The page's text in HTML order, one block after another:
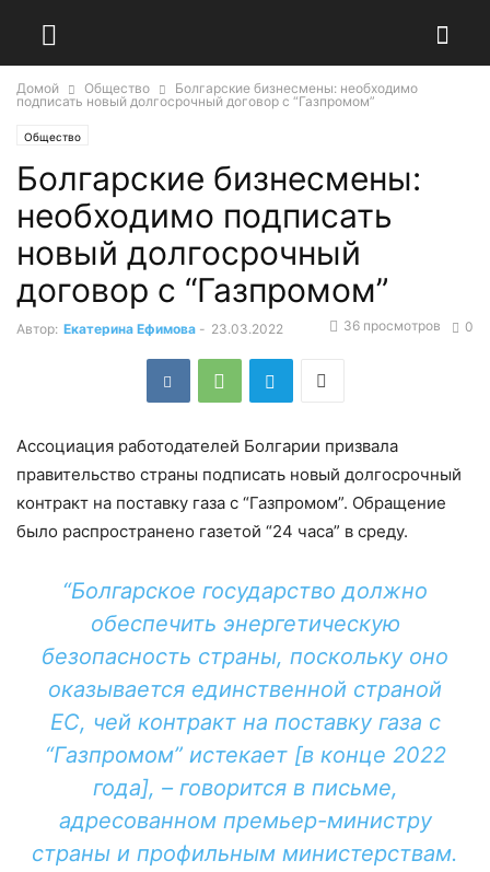
Домой Общество
Болгарские бизнесмены: необходимо
подписать новый долгосрочный договор с “Газпромом”
Общество
Болгарские бизнесмены:
необходимо подписать
новый долгосрочный
договор с “Газпромом”
Автор: Екатерина Ефимова - 23.03.2022 0
36 просмотров
Ассоциация работодателей Болгарии призвала
правительство страны подписать новый долгосрочный
контракт на поставку газа с “Газпромом”. Обращение
было распространено газетой “24 часа” в среду.
“Болгарское государство должно
обеспечить энергетическую
безопасность страны, поскольку оно
оказывается единственной страной
ЕС, чей контракт на поставку газа с
“Газпромом” истекает [в конце 2022
года], – говорится в письме,
адресованном премьер-министру
страны и профильным министерствам.